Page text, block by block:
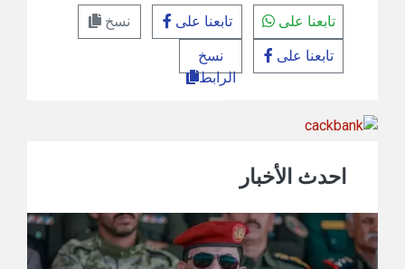
تابعنا على تابعنا على
نسخ
تابعنا على
نسخ
الرابط
احدث الأخبار